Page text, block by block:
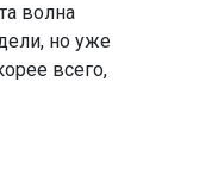
волна
но уже
всего,